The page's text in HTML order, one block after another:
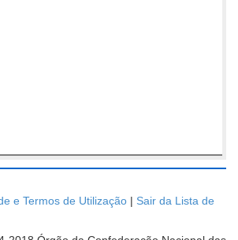
e Termos de Utilização | Sair da Lista de